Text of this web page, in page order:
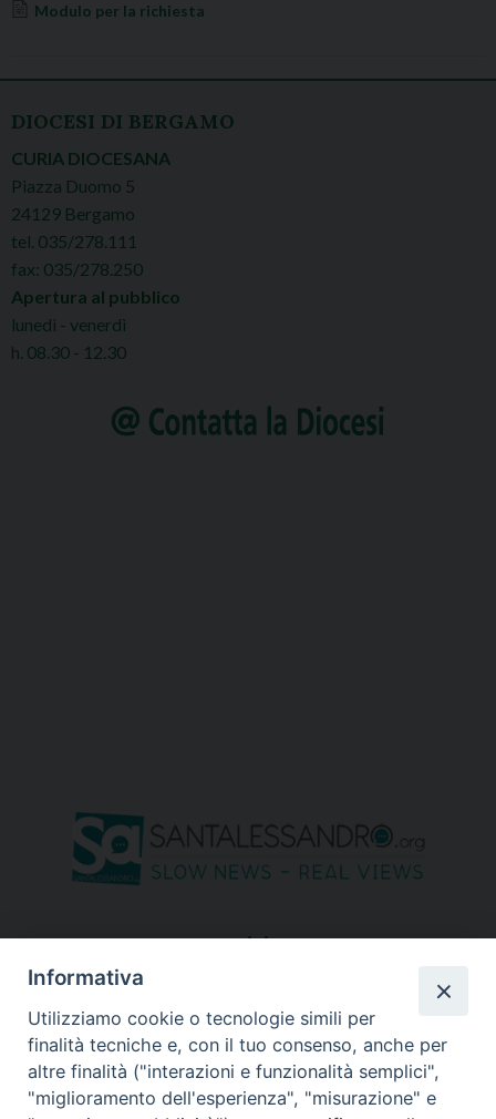
Modulo per la richiesta
DIOCESI DI BERGAMO
CURIA DIOCESANA
Piazza Duomo 5
24129 Bergamo
tel. 035/278.111
fax: 035/278.250
Apertura al pubblico
lunedì - venerdì
h. 08.30 - 12.30
seguici su
Informativa
Utilizziamo cookie o tecnologie simili per
finalità tecniche e, con il tuo consenso, anche per
altre finalità ("interazioni e funzionalità semplici",
"miglioramento dell'esperienza", "misurazione" e